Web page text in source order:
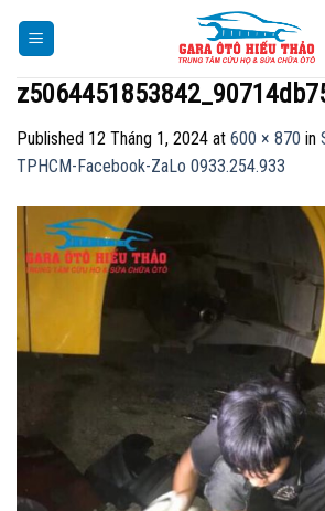
Published 12 Tháng 1, 2024 at 600 × 870 in
TPHCM-Facebook-ZaLo 0933.254.933